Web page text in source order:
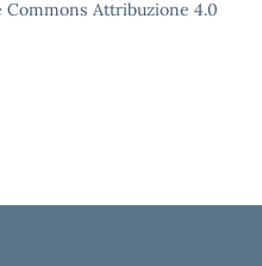
Attribuzione 4.0